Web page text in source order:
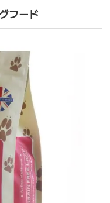
フード